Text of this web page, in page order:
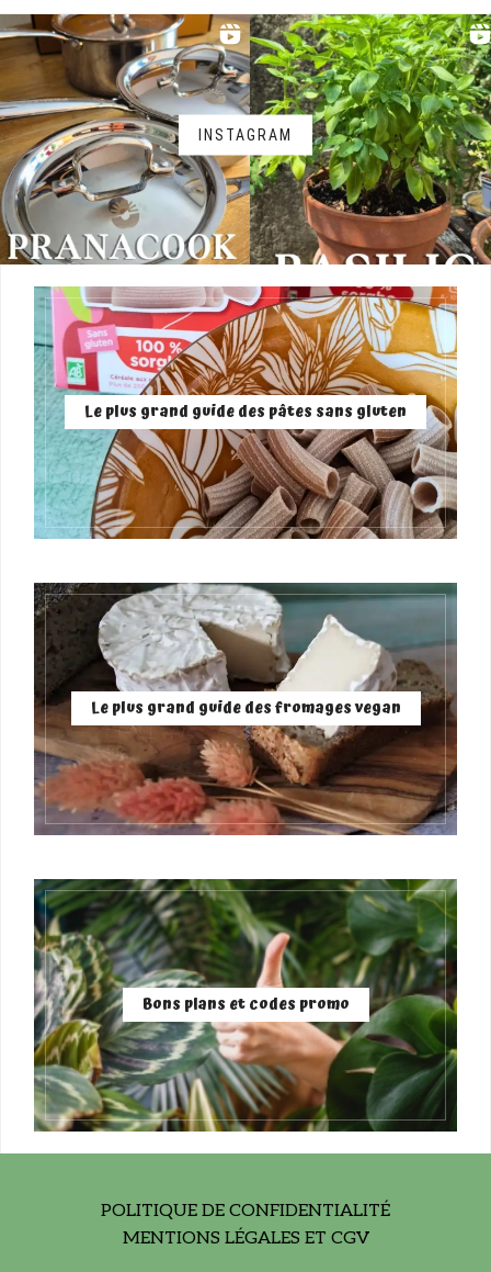
INSTAGRAM
Le plus grand guide des pâtes sans gluten
Le plus grand guide des fromages vegan
Bons plans et codes promo
POLITIQUE DE CONFIDENTIALITÉ
MENTIONS LÉGALES ET CGV